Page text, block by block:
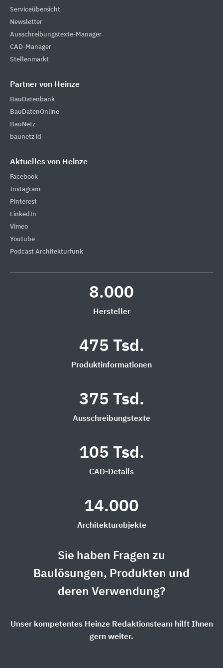
Serviceübersicht
Newsletter
Ausschreibungstexte-Manager
CAD-Manager
Stellenmarkt
Partner von Heinze
BauDatenbank
BauDatenOnline
BauNetz
baunetz id
Aktuelles von Heinze
Facebook
Instagram
Pinterest
LinkedIn
Vimeo
Youtube
Podcast Architekturfunk
8.000
Hersteller
475 Tsd.
Produktinformationen
375 Tsd.
Ausschreibungstexte
105 Tsd.
CAD-Details
14.000
Architekturobjekte
Sie haben Fragen zu
Baulösungen, Produkten und
deren Verwendung?
Unser kompetentes Heinze Redaktionsteam hilft Ihnen
gern weiter.